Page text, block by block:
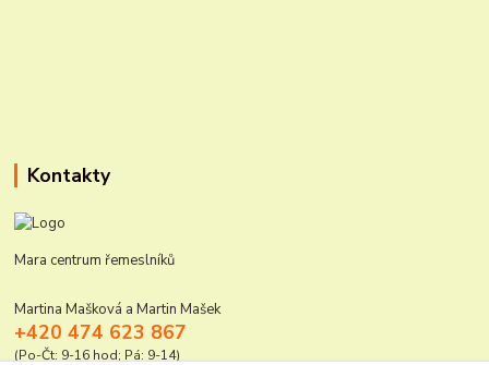
Kontakty
Mara centrum řemeslníků
Martina Mašková a Martin Mašek
+420 474 623 867
(Po-Čt: 9-16 hod; Pá: 9-14)